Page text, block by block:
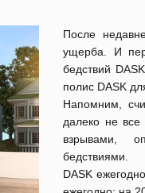
После
ущерба. И
бедствий
полис DASK
Напомним,
далеко не все
взрывами,
бедствиями.
DASK